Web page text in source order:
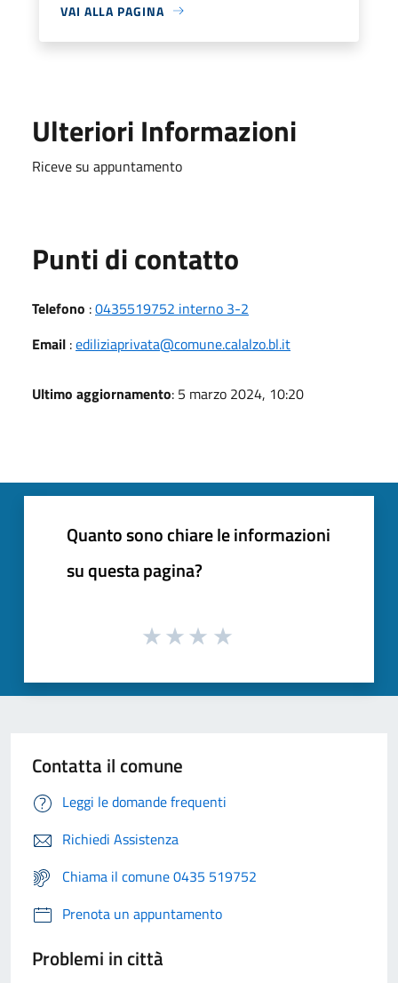
VAI ALLA PAGINA
Ulteriori Informazioni
Riceve su appuntamento
Punti di contatto
Telefono :0435519752 interno 3-2
Email :ediliziaprivata@comune.calalzo.bl.it
Ultimo aggiornamento: 5 marzo 2024, 10:20
Quanto sono chiare le informazioni
su questa pagina?
Contatta il comune
Leggi le domande frequenti
Richiedi Assistenza
Chiama il comune 0435 519752
Prenota un appuntamento
Problemi in città